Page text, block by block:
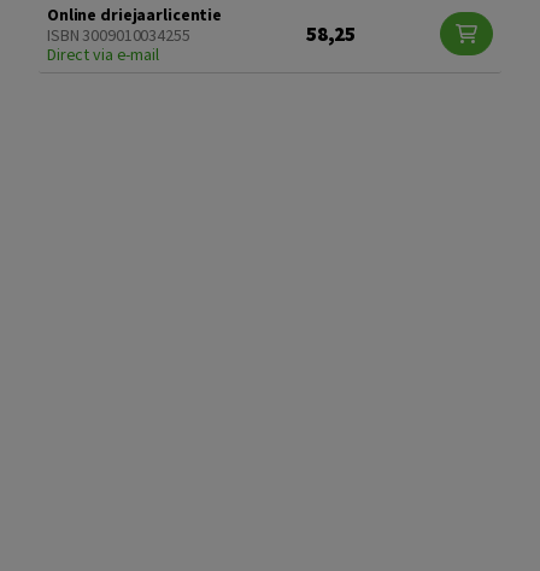
Online driejaarlicentie
ISBN 3009010034255
Direct via e-mail
58,25